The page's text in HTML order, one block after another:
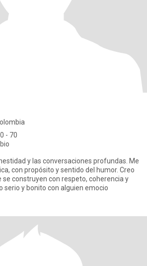
- 70
y las conversaciones profundas. Me
con propósito y sentido del humor. Creo
se construyen con respeto, coherencia y
serio y bonito con alguien emocio